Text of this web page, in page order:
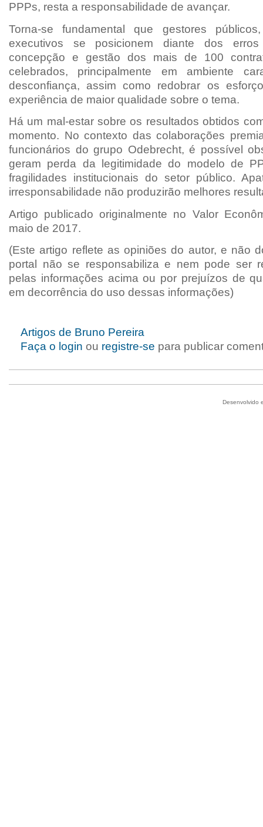
PPPs, resta a responsabilidade de avançar.
Torna-se fundamental que gestores
executivos se posicionem diante dos
concepção e gestão dos mais de 100
celebrados, principalmente em ambiente
desconfiança, assim como redobrar os
experiência de maior qualidade sobre o tema.
Há um mal-estar sobre os resultados obtidos
momento. No contexto das colaborações
funcionários do grupo Odebrecht, é possível
geram perda da legitimidade do modelo de
fragilidades institucionais do setor público.
irresponsabilidade não produzirão melhores
Artigo publicado originalmente no Valor
maio de 2017.
(Este artigo reflete as opiniões do autor, e não
portal não se responsabiliza e nem pode ser
pelas informações acima ou por prejuízos de
em decorrência do uso dessas informações)
Artigos de Bruno Pereira
Faça o login ou registre-se para publicar
Desenvolvido